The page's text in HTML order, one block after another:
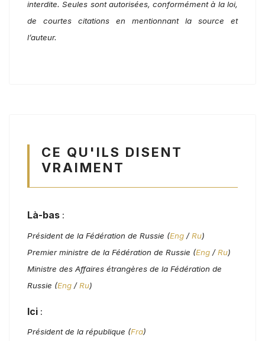
interdite. Seules sont autorisées, conformément à la loi,
de courtes citations en mentionnant la source et
l’auteur.
CE QU'ILS DISENT
VRAIMENT
Là-bas :
Président de la Fédération de Russie (Eng /Ru)
Premier ministre de la Fédération de Russie (Eng /Ru)
Ministre des Affaires étrangères de la Fédération de
Russie (Eng /Ru)
Ici :
Président de la république (Fra)